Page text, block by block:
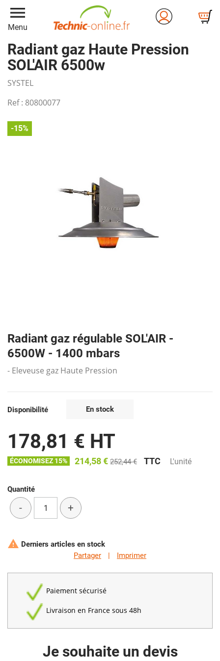
menu
Menu
Radiant gaz Haute Pression
SOL'AIR 6500w
SYSTEL
Ref : 80800077
-15%
Radiant gaz régulable SOL'AIR -
6500W - 1400 mbars
- Eleveuse gaz Haute Pression
Disponibilité En stock
178,81 € HT
214,58 €
ÉCONOMISEZ 15% 252,44 € TTC L'unité
Quantité
- +
 Derniers articles en stock
Partager
| Imprimer
Paiement sécurisé
Livraison en France sous 48h
Je souhaite un devis